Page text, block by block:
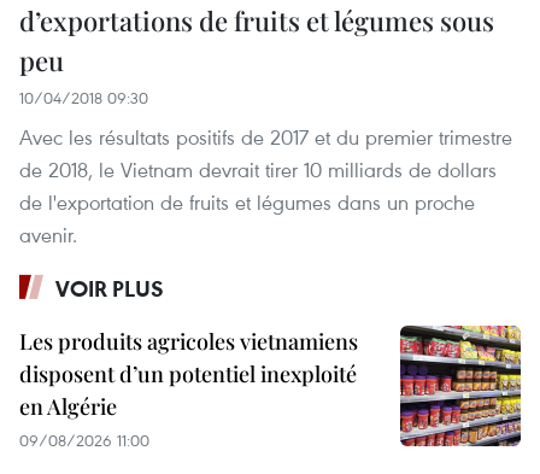
d’exportations de fruits et légumes sous
peu
10/04/2018 09:30
Avec les résultats positifs de 2017 et du premier trimestre
de 2018, le Vietnam devrait tirer 10 milliards de dollars
de l'exportation de fruits et légumes dans un proche
avenir.
VOIR PLUS
Les produits agricoles vietnamiens
disposent d’un potentiel inexploité
en Algérie
09/08/2026 11:00